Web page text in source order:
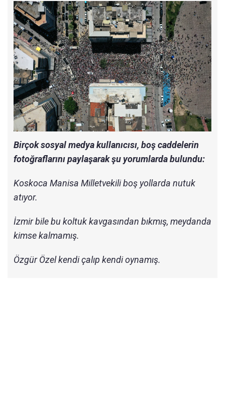
Birçok sosyal medya kullanıcısı, boş caddelerin
fotoğraflarını paylaşarak şu yorumlarda bulundu:
Koskoca Manisa Milletvekili boş yollarda nutuk
atıyor.
İzmir bile bu koltuk kavgasından bıkmış, meydanda
kimse kalmamış.
Özgür Özel kendi çalıp kendi oynamış.